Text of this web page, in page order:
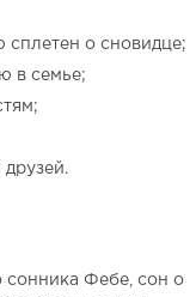
сплетен о сновидце;
в семье;
сонника Фебе, сон о